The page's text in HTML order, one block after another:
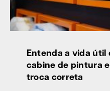
Entenda a vida útil
cabine de pintura
troca correta